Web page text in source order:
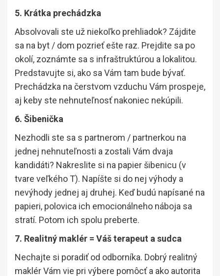
5. Krátka prechádzka
Absolvovali ste už niekoľko prehliadok? Zájdite
sa na byt / dom pozrieť ešte raz. Prejdite sa po
okolí, zoznámte sa s infraštruktúrou a lokalitou.
Predstavujte si, ako sa Vám tam bude bývať.
Prechádzka na čerstvom vzduchu Vám prospeje,
aj keby ste nehnuteľnosť nakoniec nekúpili.
6. Šibenička
Nezhodli ste sa s partnerom / partnerkou na
jednej nehnuteľnosti a zostali Vám dvaja
kandidáti? Nakreslite si na papier šibenicu (v
tvare veľkého T). Napíšte si do nej výhody a
nevýhody jednej aj druhej. Keď budú napísané na
papieri, polovica ich emocionálneho náboja sa
stratí. Potom ich spolu preberte.
7. Realitný maklér = Váš terapeut a sudca
Nechajte si poradiť od odborníka. Dobrý realitný
maklér Vám vie pri výbere pomôcť a ako autorita